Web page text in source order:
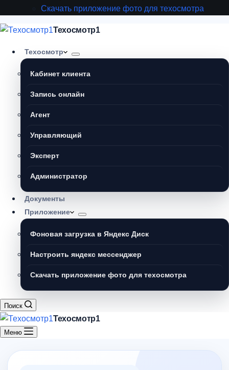
Скачать приложение фото для техосмотра
Техосмотр1
Техосмотр
Кабинет клиента
Запись онлайн
Агент
Управляющий
Эксперт
Администратор
Документы
Приложение
Фоновая загрузка в Яндекс Диск
Настроить яндекс мессенджер
Скачать приложение фото для техосмотра
Поиск
Техосмотр1
Меню